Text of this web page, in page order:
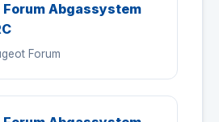
Forum Abgassystem
Forum